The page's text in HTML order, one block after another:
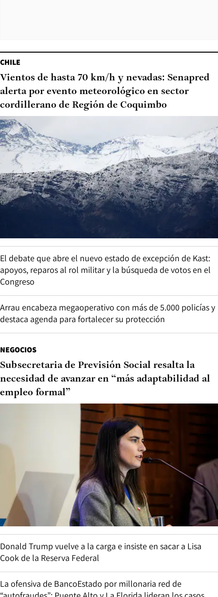
CHILE
Vientos de hasta 70 km/h y nevadas: Senapred
alerta por evento meteorológico en sector
cordillerano de Región de Coquimbo
El debate que abre el nuevo estado de excepción de Kast:
apoyos, reparos al rol militar y la búsqueda de votos en el
Congreso
Arrau encabeza megaoperativo con más de 5.000 policías y
destaca agenda para fortalecer su protección
NEGOCIOS
Subsecretaria de Previsión Social resalta la
necesidad de avanzar en “más adaptabilidad al
empleo formal”
Donald Trump vuelve a la carga e insiste en sacar a Lisa
Cook de la Reserva Federal
La ofensiva de BancoEstado por millonaria red de